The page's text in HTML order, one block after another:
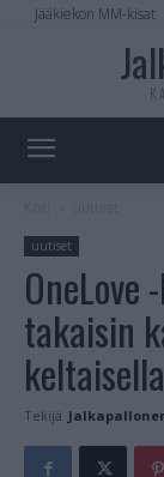
Jääkiekon MM-kisat
uutiset
OneLove
takaisin
Tekijä